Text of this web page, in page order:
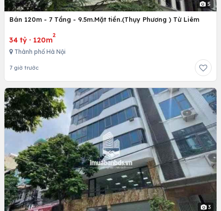
5
Bán 120m - 7 Tầng - 9.5m.Mặt tiền.(Thụy Phương ) Từ Liêm
34 tỷ · 120m
2
Thành phố Hà Nội
7 giờ trước
3